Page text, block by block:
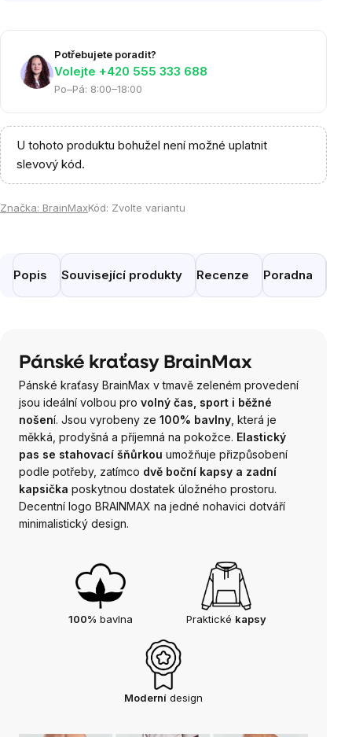
Potřebujete poradit?
Volejte ‭+420 555 333 688
Po–Pá: 8:00–18:00
U tohoto produktu bohužel není možné uplatnit
slevový kód.
Značka: BrainMaxKód: Zvolte variantu
Popis Související produkty Recenze Poradna
Pánské kraťasy BrainMax
Pánské kraťasy BrainMax v tmavě zeleném provedení
jsou ideální volbou pro volný čas, sport i běžné
nošení. Jsou vyrobeny ze 100% bavlny , která je
měkká, prodyšná a příjemná na pokožce. Elastický
pas se stahovací šňůrkou umožňuje přizpůsobení
podle potřeby, zatímco dvě boční kapsy a zadní
kapsička poskytnou dostatek úložného prostoru.
Decentní logo BRAINMAX na jedné nohavici dotváří
minimalistický design.
100% bavlna Praktické kapsy
Moderní design